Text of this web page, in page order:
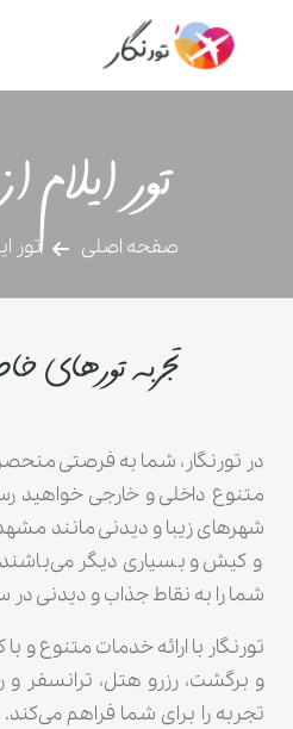
تور ایلام
صفحه اصلی تور
تجربه تورهای
در تورنگار، شما به فرصتی
متنوع داخلی و خارجی خواهید
شهرهای زیبا و دیدنی مانند
و کیش و بسیاری دیگر
شما را به نقاط جذاب و دیدنی
تورنگار با ارائه خدمات متنوع و
و برگشت، رزرو هتل، ترانسفر
تجربه را برای شما فراهم